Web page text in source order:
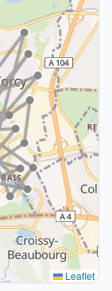
Leaflet